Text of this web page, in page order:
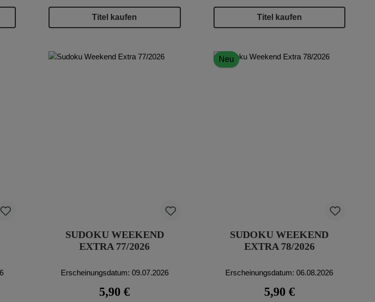
Titel kaufen Titel kaufen
SUDOKU WEEKEND
EXTRA 77/2026
Erscheinungsdatum: 09.07.2026
Regulärer Preis:
5,90 €
Neu
SUDOKU WEEKEND
EXTRA 78/2026
Erscheinungsdatum: 06.08.2026
Regulärer Preis:
5,90 €